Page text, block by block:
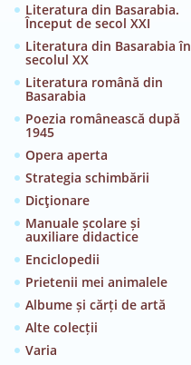
Literatura din Basarabia.
Început de secol XXI
Literatura din Basarabia în
secolul XX
Literatura română din
Basarabia
Poezia românească după
1945
Opera aperta
Strategia schimbării
Dicţionare
Manuale școlare și
auxiliare didactice
Enciclopedii
Prietenii mei animalele
Albume și cărți de artă
Alte colecții
Varia